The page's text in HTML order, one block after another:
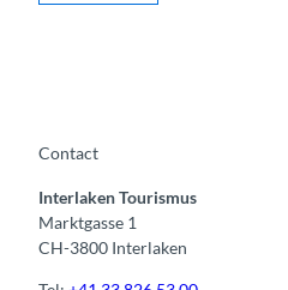
Contact
Interlaken Tourismus
Marktgasse 1
CH-3800 Interlaken